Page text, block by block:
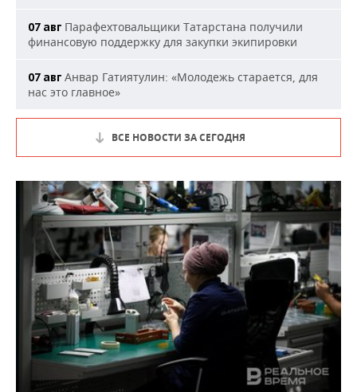
07 авг Парафехтовальщики Татарстана получили
финансовую поддержку для закупки экипировки
07 авг Анвар Гатиятулин: «Молодежь старается, для
нас это главное»
ВСЕ НОВОСТИ ЗА СЕГОДНЯ